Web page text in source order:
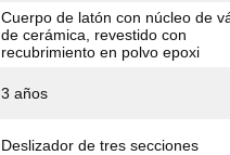
Cuerpo de latón con núcleo de
de cerámica, revestido con
recubrimiento en polvo epoxi
3 años
Deslizador de tres secciones